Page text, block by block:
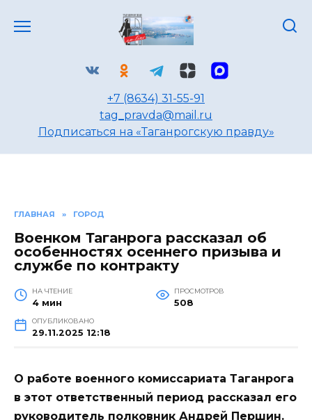
+7 (8634) 31-55-91
tag_pravda@mail.ru
Подписаться на «Таганрогскую правду»
ГЛАВНАЯ » ГОРОД
Военком Таганрога рассказал об
особенностях осеннего призыва и
службе по контракту
НА ЧТЕНИЕ
4 мин
ПРОСМОТРОВ
508
ОПУБЛИКОВАНО
29.11.2025 12:18
О работе военного комиссариата Таганрога
в этот ответственный период рассказал его
руководитель полковник Андрей Першин.